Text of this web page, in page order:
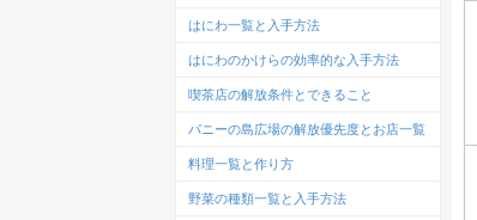
はにわ一覧と入手方法
はにわのかけらの効率的な入手方法
喫茶店の解放条件とできること
パニーの島広場の解放優先度とお店一覧
料理一覧と作り方
野菜の種類一覧と入手方法